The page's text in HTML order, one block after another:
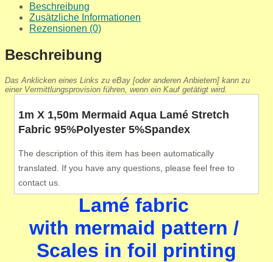
Beschreibung
Zusätzliche Informationen
Rezensionen (0)
Beschreibung
Das Anklicken eines Links zu eBay [oder anderen Anbietern] kann zu
einer Vermittlungsprovision führen, wenn ein Kauf getätigt wird.
1m X 1,50m Mermaid Aqua Lamé Stretch
Fabric 95%Polyester 5%Spandex
The description of this item has been automatically
translated. If you have any questions, please feel free to
contact us.
Lamé fabric
with mermaid pattern /
Scales in foil printing